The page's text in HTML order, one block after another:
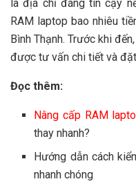
là địa chỉ đáng tin cậy
RAM laptop bao nhiêu
Bình Thạnh. Trước khi
được tư vấn chi tiết và
Đọc thêm:
Nâng cấp RAM
thay nhanh?
Hướng dẫn cách
nhanh chóng